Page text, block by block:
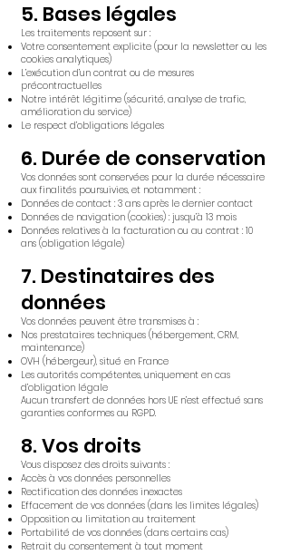
5. Bases légales
Les traitements reposent sur :
Votre consentement explicite (pour la newsletter ou les
cookies analytiques)
L’exécution d’un contrat ou de mesures
précontractuelles
Notre intérêt légitime (sécurité, analyse de trafic,
amélioration du service)
Le respect d’obligations légales
6. Durée de conservation
Vos données sont conservées pour la durée nécessaire
aux finalités poursuivies, et notamment :
Données de contact : 3 ans après le dernier contact
Données de navigation (cookies) : jusqu’à 13 mois
Données relatives à la facturation ou au contrat : 10
ans (obligation légale)
7. Destinataires des
données
Vos données peuvent être transmises à :
Nos prestataires techniques (hébergement, CRM,
maintenance)
OVH (hébergeur), situé en France
Les autorités compétentes, uniquement en cas
d’obligation légale
Aucun transfert de données hors UE n’est effectué sans
garanties conformes au RGPD.
8. Vos droits
Vous disposez des droits suivants :
Accès à vos données personnelles
Rectification des données inexactes
Effacement de vos données (dans les limites légales)
Opposition ou limitation au traitement
Portabilité de vos données (dans certains cas)
Retrait du consentement à tout moment